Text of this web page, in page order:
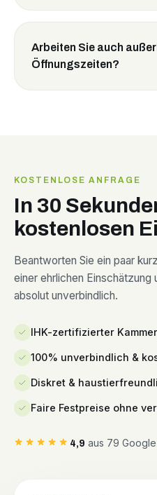
Arbeiten Sie auch
Öffnungszeiten?
KOSTENLOSE ANFRAGE
In 30
kostenlosen
Beantworten Sie ein paar
einer ehrlichen Einschätzung
absolut unverbindlich.
IHK-zertifizierter
100% unverbindlich &
Diskret &
Faire Festpreise ohne
4,9 aus 79